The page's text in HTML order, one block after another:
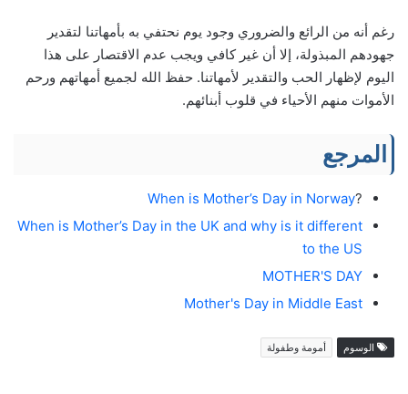
رغم أنه من الرائع والضروري وجود يوم نحتفي به بأمهاتنا لتقدير
جهودهم المبذولة، إلا أن غير كافي ويجب عدم الاقتصار على هذا
اليوم لإظهار الحب والتقدير لأمهاتنا. حفظ الله لجميع أمهاتهم ورحم
الأموات منهم الأحياء في قلوب أبنائهم.
المرجع
?
When is Mother’s Day in Norway
When is Mother’s Day in the UK and why is it different
to the US
MOTHER'S DAY
Mother's Day in Middle East
الوسوم أمومة وطفولة